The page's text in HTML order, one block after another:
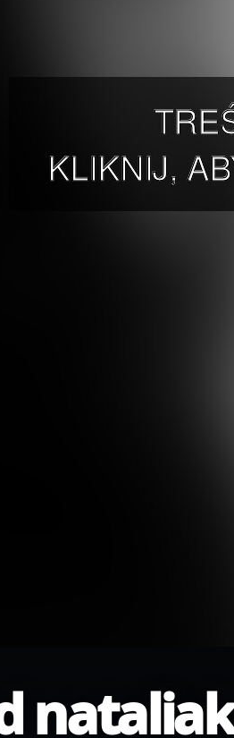
nataliak